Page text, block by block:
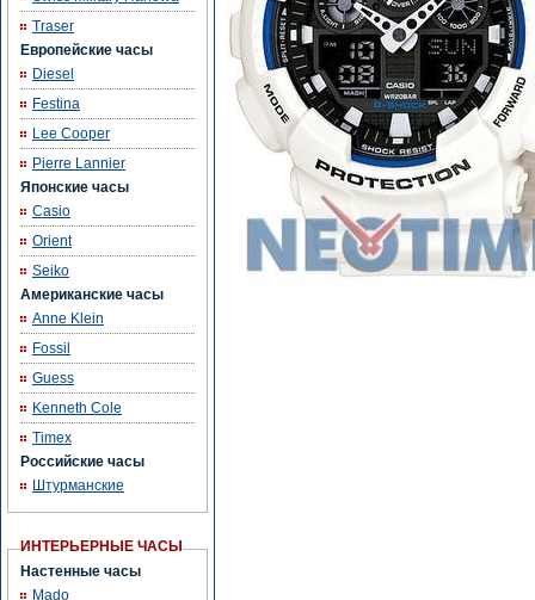
Traser
Европейские часы
Diesel
Festina
Lee Cooper
Pierre Lannier
Японские часы
Casio
Orient
Seiko
Американские часы
Anne Klein
Fossil
Guess
Kenneth Cole
Timex
Российские часы
Штурманские
ИНТЕРЬЕРНЫЕ ЧАСЫ
Настенные часы
Mado